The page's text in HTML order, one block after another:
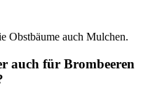
Obstbäume auch Mulchen.
auch für Brombeeren